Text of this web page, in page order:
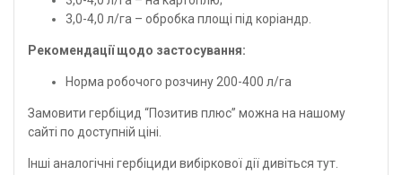
3,0-4,0 л/га – обробка площі під коріандр.
Рекомендації щодо застосування:
Норма робочого розчину 200-400 л/га
Замовити гербіцид “Позитив плюс” можна на нашому
сайті по доступній ціні.
Інші аналогічні гербіциди вибіркової дії дивіться тут.